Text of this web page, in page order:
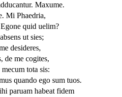
Maxume.
Mi Phaedria,
quid uelim?
ut sies;
desideres,
de me cogites,
tota sis:
quando ego sum tuos.
paruam habeat fidem